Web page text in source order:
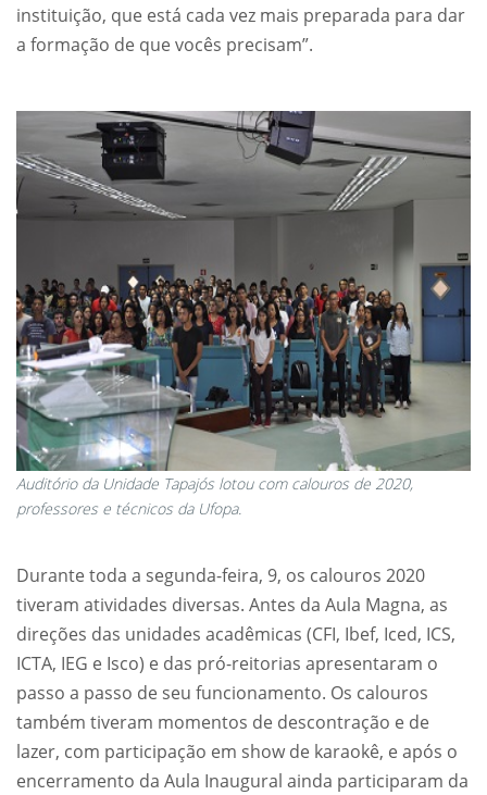
instituição, que está cada vez mais preparada para dar
a formação de que vocês precisam”.
Auditório da Unidade Tapajós lotou com calouros de 2020,
professores e técnicos da Ufopa.
Durante toda a segunda-feira, 9, os calouros 2020
tiveram atividades diversas. Antes da Aula Magna, as
direções das unidades acadêmicas (CFI, Ibef, Iced, ICS,
ICTA, IEG e Isco) e das pró-reitorias apresentaram o
passo a passo de seu funcionamento. Os calouros
também tiveram momentos de descontração e de
lazer, com participação em show de karaokê, e após o
encerramento da Aula Inaugural ainda participaram da